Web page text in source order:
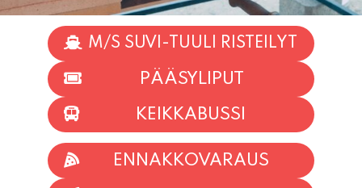
M/S SUVI-TUULI RISTEILYT
PÄÄSYLIPUT
KEIKKABUSSI
ENNAKKOVARAUS